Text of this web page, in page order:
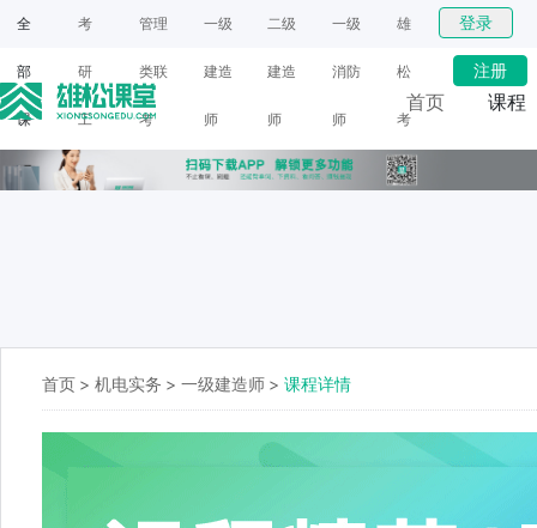
全
部
课
程
考
研
工
具
管理
类联
考
一级
建造
师
二级
建造
师
一级
消防
师
雄
松
考
研
登录
注册
首页 课程
首页 > 机电实务 > 一级建造师 > 课程详情